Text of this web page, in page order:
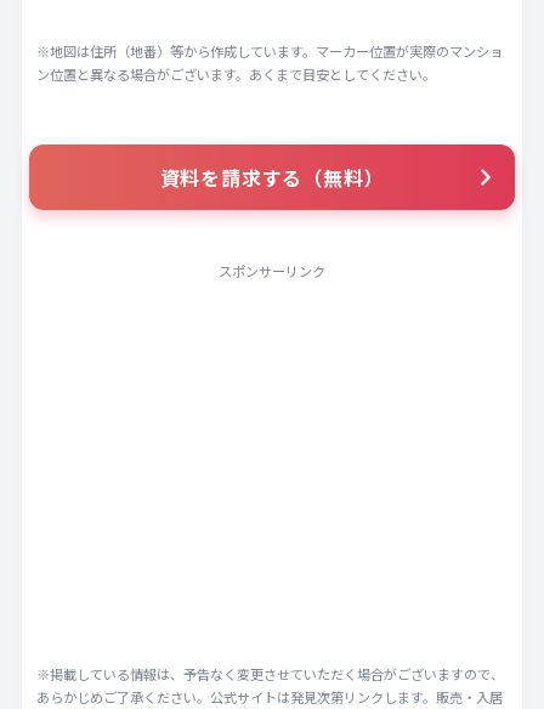
※地図は住所（地番）等から作成しています。マーカー位置が実際のマンショ
ン位置と異なる場合がございます。あくまで目安としてください。
資料を請求する（無料）
スポンサーリンク
※掲載している情報は、予告なく変更させていただく場合がございますので、
あらかじめご了承ください。公式サイトは発見次第リンクします。販売・入居